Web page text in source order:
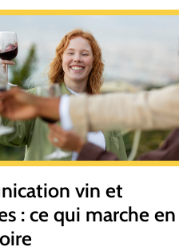
vin et
: ce qui marche en